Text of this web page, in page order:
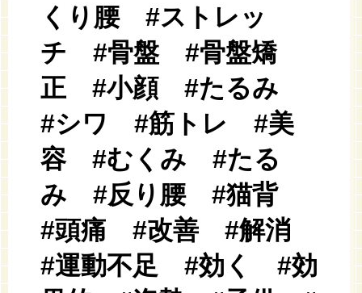
くり腰 #ストレッ
チ #骨盤 #骨盤矯
正 #小顔 #たるみ
#シワ #筋トレ #美
容 #むくみ #たる
み #反り腰 #猫背
#頭痛 #改善 #解消
#運動不足 #効く #効